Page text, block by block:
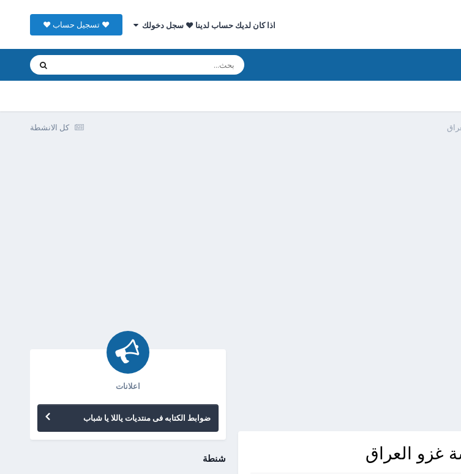
اذا كان لديك حساب لدينا ♥ سجل دخولك ♥ تسجيل حساب ♥
كل الانشطة
اعلانات
ضوابط الكتابه فى منتديات ياللا يا شباب
شنطة